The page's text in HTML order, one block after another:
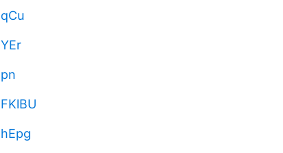
qCu
YEr
pn
FKlBU
hEpg